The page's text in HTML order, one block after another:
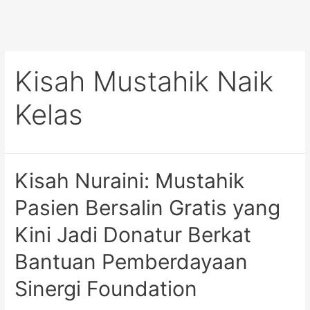
Kisah Mustahik Naik
Kelas
Kisah Nuraini: Mustahik
Pasien Bersalin Gratis yang
Kini Jadi Donatur Berkat
Bantuan Pemberdayaan
Sinergi Foundation